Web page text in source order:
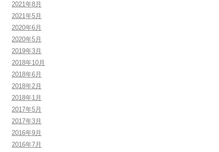
2021年8月
2021年5月
2020年6月
2020年5月
2019年3月
2018年10月
2018年6月
2018年2月
2018年1月
2017年5月
2017年3月
2016年9月
2016年7月